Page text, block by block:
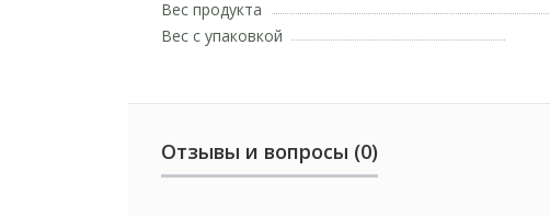
Вес продукта
Вес с упаковкой
Отзывы и вопросы (0)